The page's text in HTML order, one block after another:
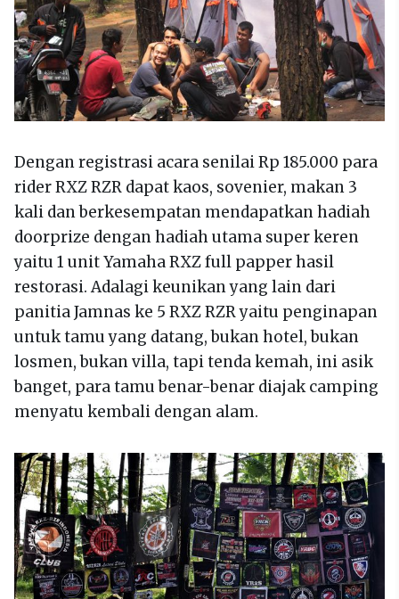
Dengan registrasi acara senilai Rp 185.000 para
rider RXZ RZR dapat kaos, sovenier, makan 3
kali dan berkesempatan mendapatkan hadiah
doorprize dengan hadiah utama super keren
yaitu 1 unit Yamaha RXZ full papper hasil
restorasi. Adalagi keunikan yang lain dari
panitia Jamnas ke 5 RXZ RZR yaitu penginapan
untuk tamu yang datang, bukan hotel, bukan
losmen, bukan villa, tapi tenda kemah, ini asik
banget, para tamu benar-benar diajak camping
menyatu kembali dengan alam.